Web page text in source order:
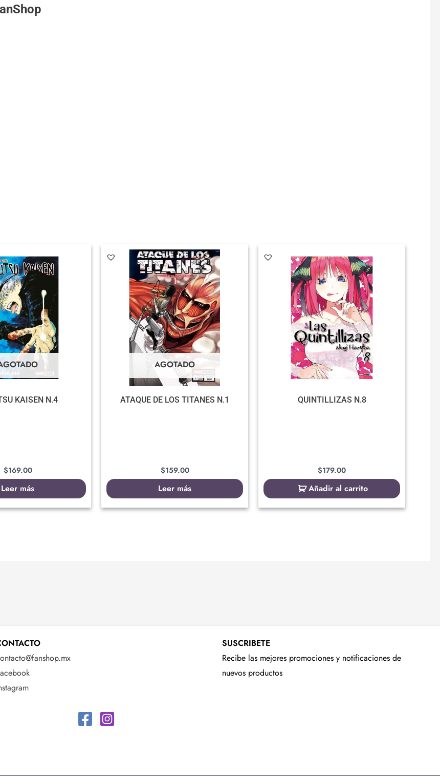
KAISEN N.4
$169.00
Leer más
AGOTADO
ATAQUE DE LOS TITANES N.1
$159.00
Leer más
QUINTILLIZAS N.8
$179.00
Añadir al carrito
SUSCRIBETE
Recibe las mejores promociones y notificaciones de
nuevos productos